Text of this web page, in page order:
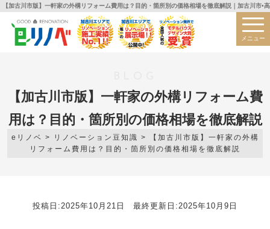
【加古川市版】一軒家の外構リフォーム費用は？目的・箇所別の価格相場を徹底解説｜加古川市
【加古川市版】一軒家の外構リフォーム費
用は？目的・箇所別の価格相場を徹底解説
eリノベ > リノベーション豆知識 >
【加古川市版】一軒家の外構
リフォーム費用は？目的・箇所別の価格相場を徹底解説
投稿日:2025年10月21日 最終更新日:2025年10月9日
メニュー